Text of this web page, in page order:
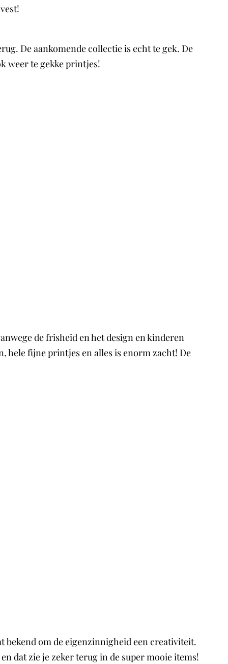
De aankomende collectie is echt te gek. De
weer te gekke printjes!
de frisheid en het design en kinderen
hele fijne printjes en alles is enorm zacht! De
bekend om de eigenzinnigheid een creativiteit.
dat zie je zeker terug in de super mooie items!